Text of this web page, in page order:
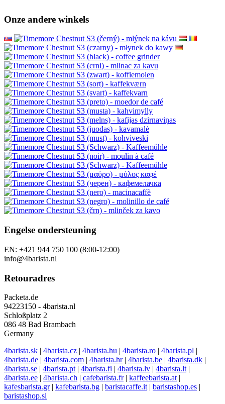
Onze andere winkels
Engelse ondersteuning
EN: +421 944 750 100 (8:00-12:00)
info@4barista.nl
Retouradres
Packeta.de
94223150 - 4barista.nl
Schloßplatz 2
086 48 Bad Brambach
Germany
4barista.sk | 4barista.cz | 4barista.hu | 4barista.ro | 4barista.pl |
4barista.de | 4barista.com | 4barista.hr| 4barista.be | 4barista.dk |
4barista.se | 4barista.pt | 4barista.fi | 4barista.lv | 4barista.lt |
4barista.ee | 4barista.ch | cafebarista.fr| kaffeebarista.at |
kafesbarista.gr| kafebarista.bg | baristacaffe.it | baristashop.es |
baristashop.si